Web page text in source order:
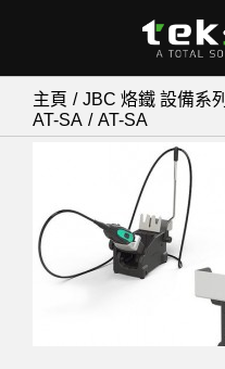
Skip主頁 JBC 烙鐵 設備系列
AT-SA
AT-SA